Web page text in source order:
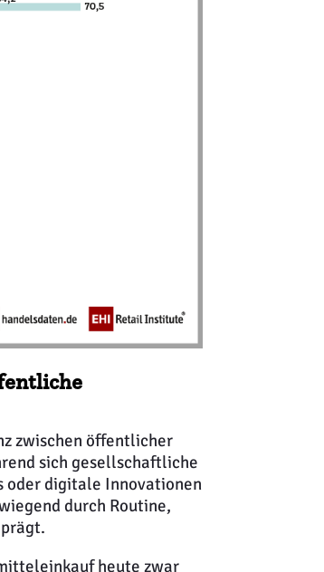
zwischen öffentlicher
sich gesellschaftliche
oder digitale Innovationen
durch Routine,
heute zwar